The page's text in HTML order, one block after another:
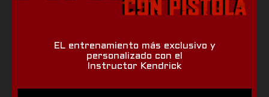
EL entrenamiento más exclusivo y
personalizado con el
Instructor Kendrick